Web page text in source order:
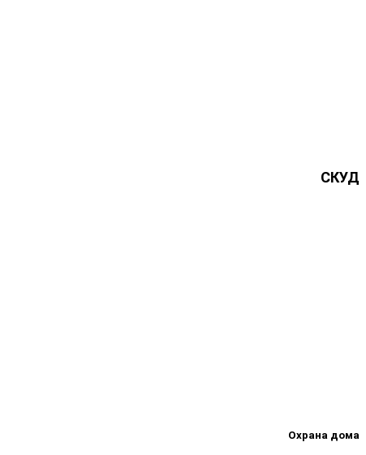
СКУД
Охрана дома